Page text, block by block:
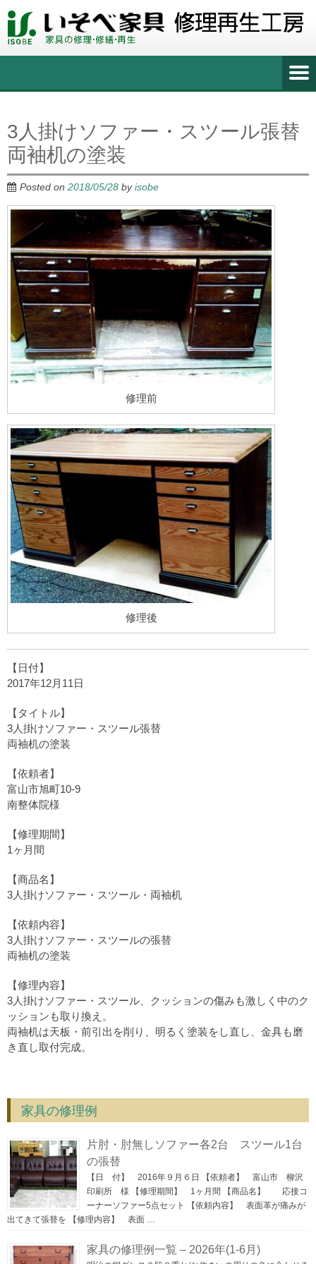
3人掛けソファー・スツール張替
両袖机の塗装
Posted on 2018/05/28 byisobe
修理前
修理後
【日付】
2017年12月11日
【タイトル】
3人掛けソファー・スツール張替
両袖机の塗装
【依頼者】
富山市旭町10-9
南整体院様
【修理期間】
1ヶ月間
【商品名】
3人掛けソファー・スツール・両袖机
【依頼内容】
3人掛けソファー・スツールの張替
両袖机の塗装
【修理内容】
3人掛けソファー・スツール、クッションの傷みも激しく中のク
ッションも取り換え。
両袖机は天板・前引出を削り、明るく塗装をし直し、金具も磨
き直し取付完成。
家具の修理例
片肘・肘無しソファー各2台 スツール1台
の張替
【日 付】 2016年９月６日 【依頼者】 富山市 柳沢
印刷所 様 【修理期間】 1ヶ月間 【商品名】 応接コ
ーナーソファー5点セット 【依頼内容】 表面革が痛みが
出てきて張替を 【修理内容】 表面 …
家具の修理例一覧 – 2026年(1-6月)